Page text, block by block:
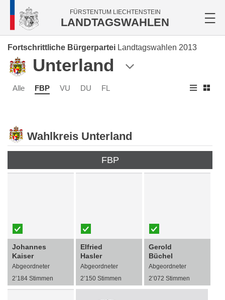
FÜRSTENTUM LIECHTENSTEIN
LANDTAGSWAHLEN
Fortschrittliche Bürgerpartei Landtagswahlen 2013
Unterland
Alle FBP VU DU FL
Wahlkreis Unterland
FBP
Johannes
Kaiser
Abgeordneter
2’184 Stimmen
Elfried
Hasler
Abgeordneter
2’150 Stimmen
Gerold
Büchel
Abgeordneter
2’072 Stimmen